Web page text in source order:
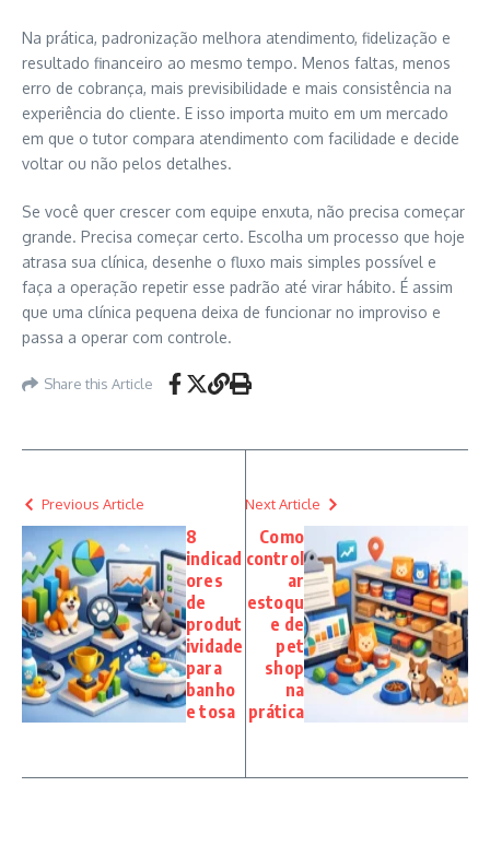
Na prática, padronização melhora atendimento, fidelização e
resultado financeiro ao mesmo tempo. Menos faltas, menos
erro de cobrança, mais previsibilidade e mais consistência na
experiência do cliente. E isso importa muito em um mercado
em que o tutor compara atendimento com facilidade e decide
voltar ou não pelos detalhes.
Se você quer crescer com equipe enxuta, não precisa começar
grande. Precisa começar certo. Escolha um processo que hoje
atrasa sua clínica, desenhe o fluxo mais simples possível e
faça a operação repetir esse padrão até virar hábito. É assim
que uma clínica pequena deixa de funcionar no improviso e
passa a operar com controle.
Share this Article
Previous Article
8
indicad
ores
de
produt
ividade
para
banho
e tosa
Next Article
Como
control
ar
estoqu
e de
pet
shop
na
prática